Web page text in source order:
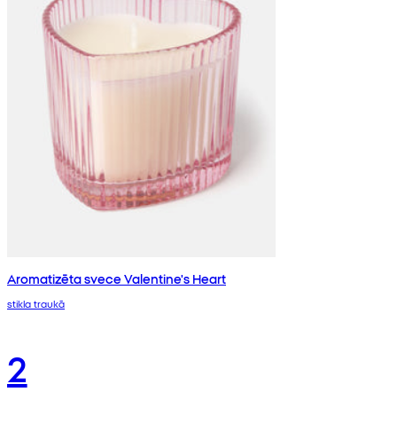
Aromatizēta svece Valentine's Heart
stikla traukā
2